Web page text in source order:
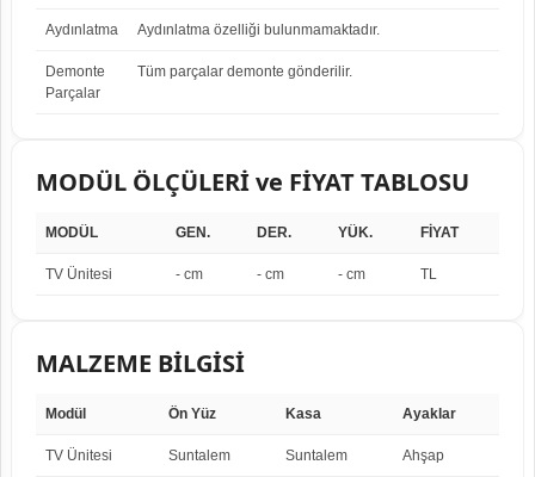
Aydınlatma Aydınlatma özelliği bulunmamaktadır.
Demonte
Parçalar
Tüm parçalar demonte gönderilir.
MODÜL ÖLÇÜLERİ ve FİYAT TABLOSU
MODÜL GEN. DER. YÜK. FİYAT
TV Ünitesi - cm - cm - cm TL
MALZEME BİLGİSİ
Modül Ön Yüz Kasa Ayaklar
TV Ünitesi Suntalem Suntalem Ahşap